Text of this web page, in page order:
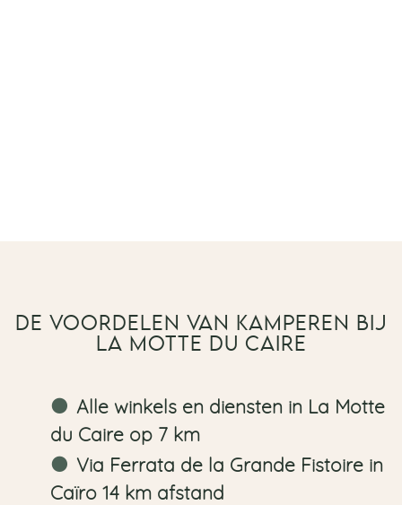
DE VOORDELEN VAN KAMPEREN BIJ
LA MOTTE DU CAIRE
Alle winkels en diensten in La Motte
du Caire op 7 km
Via Ferrata de la Grande Fistoire in
Caïro 14 km afstand